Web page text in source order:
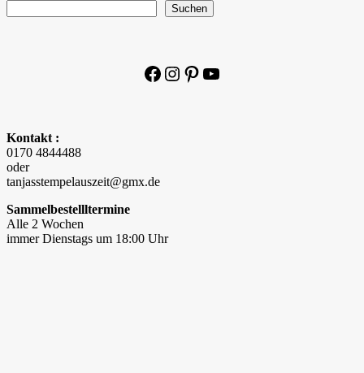
Suchen
Facebook
Instagram
Pinterest
YouTube
Kontakt :
0170 4844488
oder
tanjasstempelauszeit@gmx.de
Sammelbestellltermine
Alle 2 Wochen
immer Dienstags um 18:00 Uhr